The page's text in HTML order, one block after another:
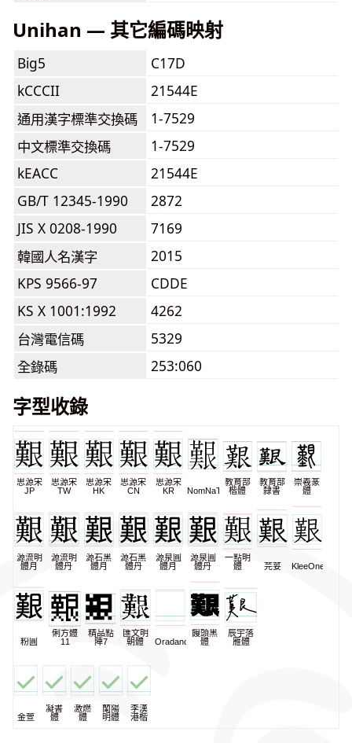
Unihan — 其它編碼映射
Big5
C17D
kCCCII
21544E
通用漢字標準交換碼
1-7529
中文標準交換碼
1-7529
kEACC
21544E
GB/T 12345-1990
2872
JIS X 0208-1990
7169
韓國人名漢字
2015
KPS 9566-97
CDDE
KS X 1001:1992
4262
台灣電信碼
5329
全錄碼
253:060
字型收錄
思源宋
JP
思源宋
TW
思源宋
HK
思源宋
CN
思源宋
KR
NomNaTong
教育部
楷體
教育部
隸書
崇羲篆
體
源流明
體月
源流明
體丹
源石黑
體月
源石黑
體丹
源泉圓
體月
源泉圓
體丹
一點明
體
芫荽 KleeOne
粉圓
俐方體
11
精品點
陣7
匯文明
朝體
Oradano
饅頭黑
體
辰宇落
雁體
金萱
凝書
體
激燃
體
蘭陽
明體
李漢
港楷